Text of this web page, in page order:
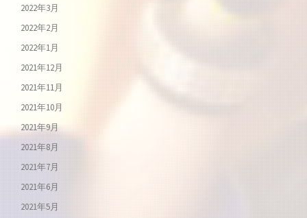
2022年3月
2022年2月
2022年1月
2021年12月
2021年11月
2021年10月
2021年9月
2021年8月
2021年7月
2021年6月
2021年5月